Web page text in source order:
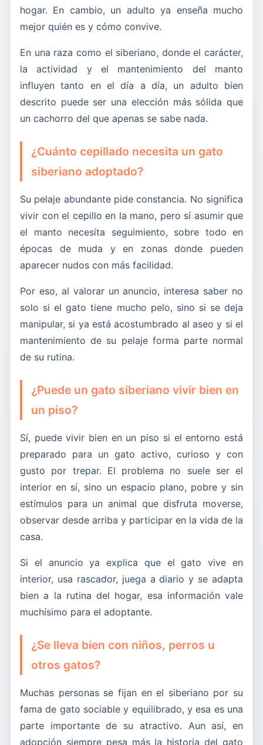
hogar. En cambio, un adulto ya enseña mucho
mejor quién es y cómo convive.
En una raza como el siberiano, donde el carácter,
la actividad y el mantenimiento del manto
influyen tanto en el día a día, un adulto bien
descrito puede ser una elección más sólida que
un cachorro del que apenas se sabe nada.
¿Cuánto cepillado necesita un gato
siberiano adoptado?
Su pelaje abundante pide constancia. No significa
vivir con el cepillo en la mano, pero sí asumir que
el manto necesita seguimiento, sobre todo en
épocas de muda y en zonas donde pueden
aparecer nudos con más facilidad.
Por eso, al valorar un anuncio, interesa saber no
solo si el gato tiene mucho pelo, sino si se deja
manipular, si ya está acostumbrado al aseo y si el
mantenimiento de su pelaje forma parte normal
de su rutina.
¿Puede un gato siberiano vivir bien en
un piso?
Sí, puede vivir bien en un piso si el entorno está
preparado para un gato activo, curioso y con
gusto por trepar. El problema no suele ser el
interior en sí, sino un espacio plano, pobre y sin
estímulos para un animal que disfruta moverse,
observar desde arriba y participar en la vida de la
casa.
Si el anuncio ya explica que el gato vive en
interior, usa rascador, juega a diario y se adapta
bien a la rutina del hogar, esa información vale
muchísimo para el adoptante.
¿Se lleva bien con niños, perros u
otros gatos?
Muchas personas se fijan en el siberiano por su
fama de gato sociable y equilibrado, y esa es una
parte importante de su atractivo. Aun así, en
adopción siempre pesa más la historia del gato